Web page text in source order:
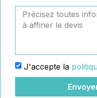
J'accepte la